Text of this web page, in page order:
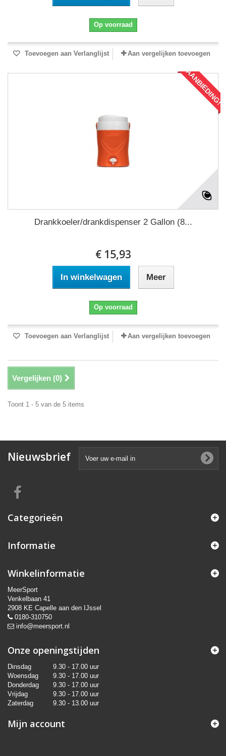
Op voorraad
Toevoegen aan Verlanglijst Aan vergelijken toevoegen
AANBIEDING!
Drankkoeler/drankdispenser 2 Gallon (8...
€ 15,93
In winkelwagen Meer
Op voorraad
Toevoegen aan Verlanglijst Aan vergelijken toevoegen
Vergelijken (0)
Toont 1 - 5 van de 5 items
Nieuwsbrief
Categorieën
Informatie
Winkelinformatie
MeerSport
Venkelbaan 41
2908 KE Capelle aan den IJssel
0180-310750
info@meersport.nl
Onze openingstijden
Dinsdag
9.30 - 17.00 uur
Woensdag
9.30 - 17.00 uur
Donderdag
9.30 - 17.00 uur
Vrijdag
9.30 - 17.00 uur
Zaterdag
9.30 - 13.00 uur
Mijn account